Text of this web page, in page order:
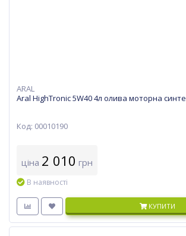
ARAL
Aral HighTronic 5W40 4л олива моторна
Код: 00010190
ціна 2 010 грн
В наявності
КУПИТИ